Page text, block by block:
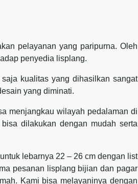
pelayanan yang paripurna. Oleh
penyedia lisplang.
kualitas yang dihasilkan sangat
yang diminati.
menjangkau wilayah pedalaman di
dilakukan dengan mudah serta
lebarnya 22 – 26 cm dengan list
pesanan lisplang bijian dan pagar
Kami bisa melayaninya dengan